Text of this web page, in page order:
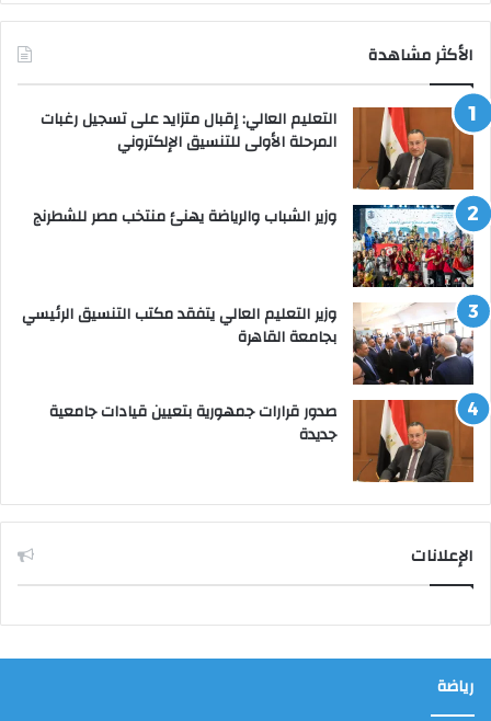
الأكثر مشاهدة
التعليم العالي: إقبال متزايد على تسجيل رغبات
المرحلة الأولى للتنسيق الإلكتروني
وزير الشباب والرياضة يهنئ منتخب مصر للشطرنج
وزير التعليم العالي يتفقد مكتب التنسيق الرئيسي
بجامعة القاهرة
صدور قرارات جمهورية بتعيين قيادات جامعية
جديدة
الإعلانات
رياضة